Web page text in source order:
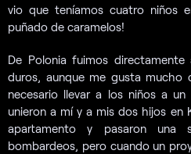
vio que teníamos cuatro niños
puñado de caramelos!
De Polonia fuimos
duros, aunque me gusta mucho
necesario llevar a los niños a
unieron a mí y a mis dos hijos en
apartamento y pasaron una
bombardeos, pero cuando un